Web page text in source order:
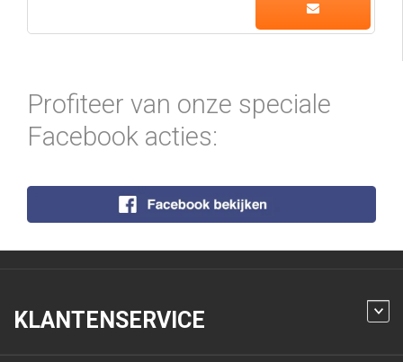
Profiteer van onze speciale
Facebook acties:
KLANTENSERVICE